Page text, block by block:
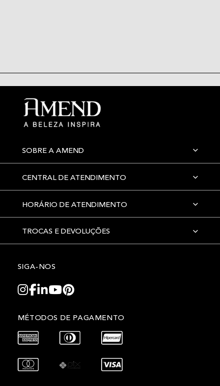
SOBRE A AMEND
CENTRAL DE ATENDIMENTO
HORÁRIO DE ATENDIMENTO
TROCAS E DEVOLUÇÕES
SIGA-NOS
MÉTODOS DE PAGAMENTO